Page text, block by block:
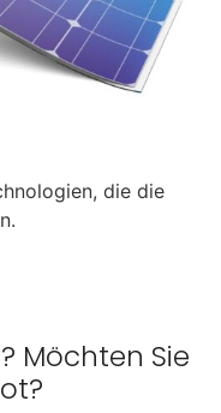
die die
Möchten Sie